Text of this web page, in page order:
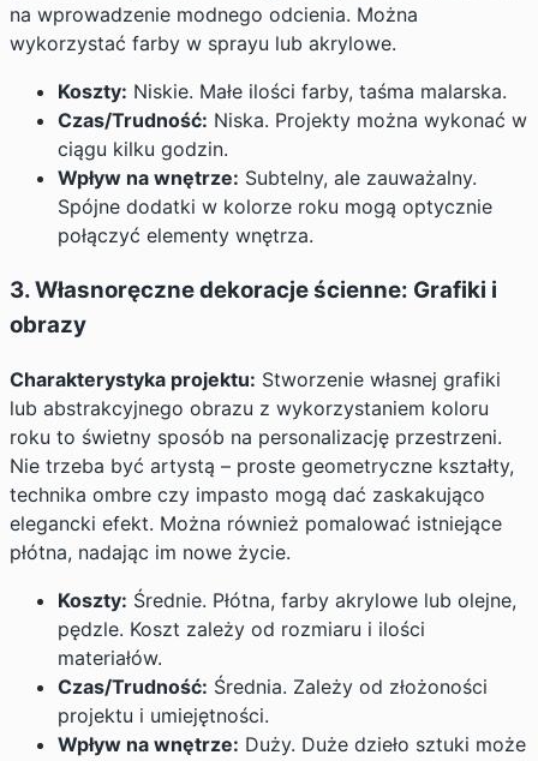
na wprowadzenie modnego odcienia. Można
wykorzystać farby w sprayu lub akrylowe.
Koszty: Niskie. Małe ilości farby, taśma malarska.
Czas/Trudność: Niska. Projekty można wykonać w
ciągu kilku godzin.
Wpływ na wnętrze: Subtelny, ale zauważalny.
Spójne dodatki w kolorze roku mogą optycznie
połączyć elementy wnętrza.
3. Własnoręczne dekoracje ścienne: Grafiki i
obrazy
Charakterystyka projektu: Stworzenie własnej grafiki
lub abstrakcyjnego obrazu z wykorzystaniem koloru
roku to świetny sposób na personalizację przestrzeni.
Nie trzeba być artystą – proste geometryczne kształty,
technika ombre czy impasto mogą dać zaskakująco
elegancki efekt. Można również pomalować istniejące
płótna, nadając im nowe życie.
Koszty: Średnie. Płótna, farby akrylowe lub olejne,
pędzle. Koszt zależy od rozmiaru i ilości
materiałów.
Czas/Trudność: Średnia. Zależy od złożoności
projektu i umiejętności.
Wpływ na wnętrze: Duży. Duże dzieło sztuki może